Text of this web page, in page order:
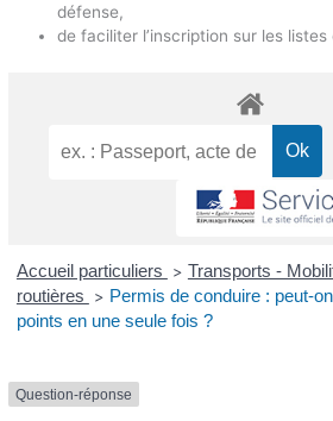
défense,
de faciliter l’inscription sur les listes
Accueil particuliers > Transports -
routières
> Permis de conduire : peut-
points en une seule fois ?
Question-réponse